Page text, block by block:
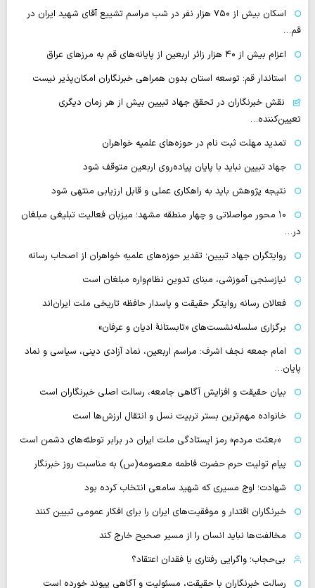
اسکان بیش از ۷۵۰ هزار نفر در شب مراسم تشییع آقای شهید ایران در
قم…
اعزام بیش از ۴۰ هزار زائر اربعین از پایانه‌های قم به مرزهای عراق
استاندار قم: توسعه استان بدون همراهی خبرنگاران امکان‌پذیر نیست
نقش خبرنگاران در تحقق جهاد تبیین بیش از هر زمان دیگری
تعیین‌کننده…
تمدید مهلت ثبت نام در حوزه‌های علمیه خواهران
جهاد تبیین نباید با پایان پیاده‌روی اربعین متوقف شود
نتیجه پژوهش باید به راهکاری عملی و قابل ارزیابی منتهی شود
۱۰ محور مواصلاتی و چهار منطقه مشهد؛ میزبان فعالیت تبلیغی مبلغان
در…
روایتگران جهاد تبیین؛ تقدیر حوزه‌های علمیه خواهران از اصحاب رسانه
نیازسنجی آموزشی، مبنای تدوین نظام‌واره مبلغان است
فعالان رسانه‌ روایتگر حقیقت و پاسدار حافظه تاریخی ملت ایران‌اند
برگزاری سلسله‌نشست‌های «تابستانهٔ ادیان و عرفان»
امام جمعه نجف اشرف: مراسم اربعین، نماد آزادی دینی، سیاسی و نماد
پایان…
بیان حقیقت و افزایش آگاهی جامعه، رسالت اصلی خبرنگاران است
خانواده مهم‌ترین بستر تربیت نسل و انتقال ارزش‌ها است
«بعثت مردم» رمز ایستادگی ملت ایران در برابر توطئه‌های دشمن است
پیام تولیت حرم حضرت فاطمه معصومه(س) به مناسبت روز خبرنگار
شهادت؛ اوج مسیری که شهید سامعی انتخاب کرده بود
خبرنگاران اقتدار و موفقیت‌های ایران را برای افکار عمومی تبیین کنند
مخالفت‌ها نباید انسان را از مسیر صحیح خارج کند
بی‌حجاب؛ واگرایی رفتاری یا فقدان اعتقاد؟
رسالت خبرنگاران با حقیقت، مسئولیت و آگاهی پیوند خورده است